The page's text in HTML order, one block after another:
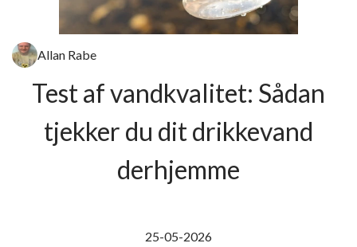
Allan Rabe
Test af vandkvalitet: Sådan
tjekker du dit drikkevand
derhjemme
25-05-2026